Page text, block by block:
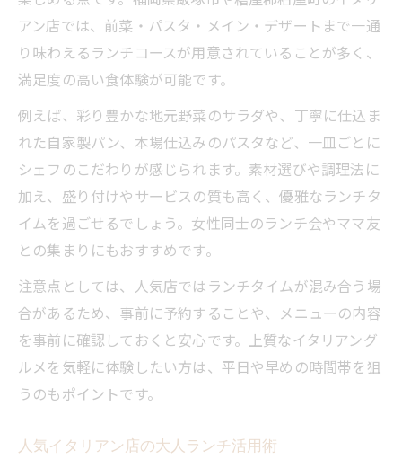
アン店では、前菜・パスタ・メイン・デザートまで一通
り味わえるランチコースが用意されていることが多く、
満足度の高い食体験が可能です。
例えば、彩り豊かな地元野菜のサラダや、丁寧に仕込ま
れた自家製パン、本場仕込みのパスタなど、一皿ごとに
シェフのこだわりが感じられます。素材選びや調理法に
加え、盛り付けやサービスの質も高く、優雅なランチタ
イムを過ごせるでしょう。女性同士のランチ会やママ友
との集まりにもおすすめです。
注意点としては、人気店ではランチタイムが混み合う場
合があるため、事前に予約することや、メニューの内容
を事前に確認しておくと安心です。上質なイタリアング
ルメを気軽に体験したい方は、平日や早めの時間帯を狙
うのもポイントです。
人気イタリアン店の大人ランチ活用術